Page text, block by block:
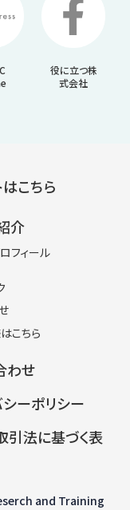
役に立つ株
式会社
and Training
こちら
介
フィール
こちら
わせ
シーポリシー
引法に基づく表